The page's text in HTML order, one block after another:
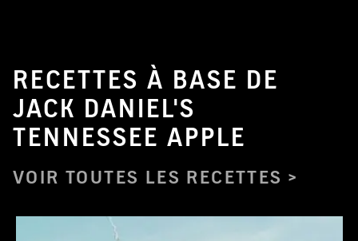
RECETTES À BASE DE
JACK DANIEL'S
TENNESSEE APPLE
VOIR TOUTES LES RECETTES